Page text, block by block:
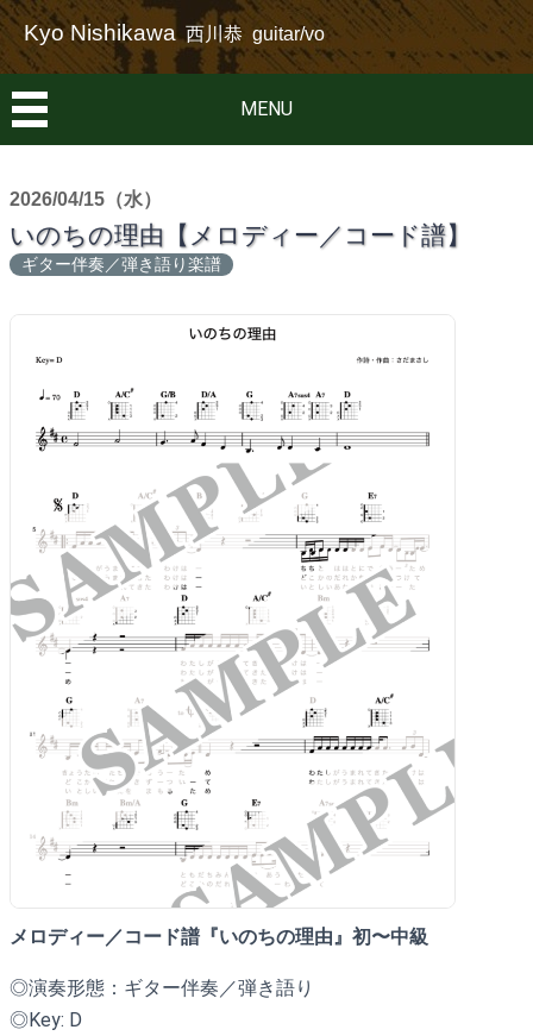
Kyo Nishikawa西川恭 guitar/vo
MENU
2026/04/15（水）
いのちの理由【メロディー／コード譜】
ギター伴奏／弾き語り楽譜
メロディー／コード譜 『いのちの理由』初〜中級
◎演奏形態：ギター伴奏／弾き語り
◎Key: D